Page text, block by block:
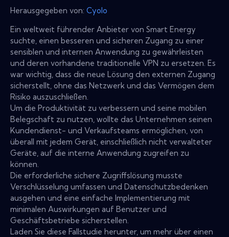
Herausgegeben von: Cyolo
Ein weltweit führender Anbieter von Smart Energy
suchte, einen besseren und sicheren Zugang zu einer
sensiblen und internen Anwendung zu gewährleisten
und deren vorhandene traditionelle VPN zu ersetzen. Es
war wichtig, dass die neue Lösung den externen Zugang
sicherstellt, ohne das Netzwerk und das Vermögen dem
Risiko auszuschließen.
Um die Produktivität zu verbessern und seine mobilen
Belegschaft zu nutzen, wollte das Unternehmen seinen
Kundendienst- und Verkaufsteams ermöglichen, von
überall mit jedem Gerät, einschließlich nicht verwalteter
Geräte, auf die interne Anwendung zugreifen zu
können.
Die erforderliche sichere Zugriffslösung musste
Verschlüsselung umfassen und Datenschutzbedenken
ausgehen und eine einfache Implementierung mit
minimalen Auswirkungen auf Benutzer und
Geschäftsbetriebe sicherstellen.
Laden Sie diese Fallstudie herunter, um mehr über einen